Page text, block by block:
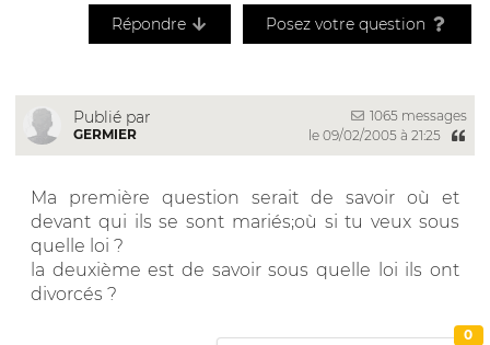
Répondre Posez votre question
Publié par
GERMIER
1065 messages
le 09/02/2005 à 21:25
Ma première question serait de savoir où et
devant qui ils se sont mariés;où si tu veux sous
quelle loi ?
la deuxième est de savoir sous quelle loi ils ont
divorcés ?
0